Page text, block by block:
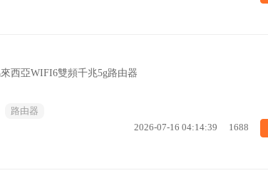
來西亞WIFI6雙頻千兆5g路由器
路由器
2026-07-16 04:14:39 1688